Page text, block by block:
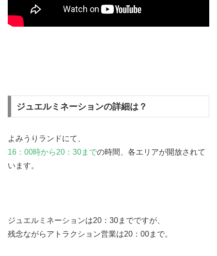
ジュエルミネーションの詳細は？
よみうりランドにて、
16：00時から20：30までの時間、各エリアが開放されて
います。
ジュエルミネーションは20：30までですが、
残念ながらアトラクション営業は20：00まで。